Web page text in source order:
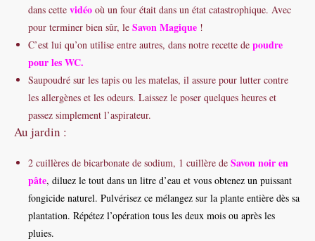
dans cette vidéo où un four était dans un état catastrophique. Avec
pour terminer bien sûr, le Savon Magique !
C’est lui qu’on utilise entre autres, dans notre recette de poudre
pour les WC.
Saupoudré sur les tapis ou les matelas, il assure pour lutter contre
les allergènes et les odeurs. Laissez le poser quelques heures et
passez simplement l’aspirateur.
Au jardin :
2 cuillères de bicarbonate de sodium, 1 cuillère de Savon noir en
pâte, diluez le tout dans un litre d’eau et vous obtenez un puissant
fongicide naturel. Pulvérisez ce mélangez sur la plante entière dès sa
plantation. Répétez l’opération tous les deux mois ou après les
pluies.